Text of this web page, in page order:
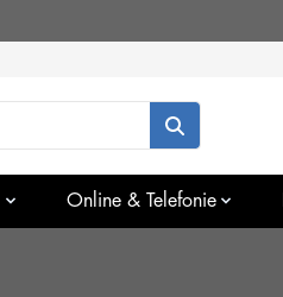
Online & Telefonie